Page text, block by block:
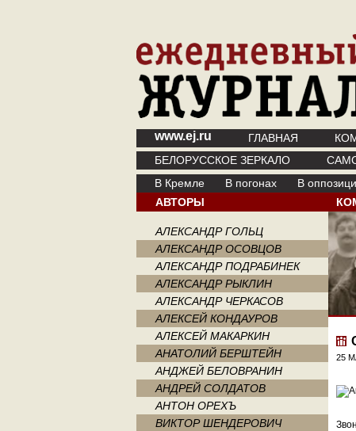
www.ej.ru ГЛАВНАЯ
БЕЛОРУССКОЕ ЗЕРКАЛО
В Кремле
В погонах В
АВТОРЫ
АЛЕКСАНДР ГОЛЬЦ
АЛЕКСАНДР ОСОВЦОВ
АЛЕКСАНДР ПОДРАБИНЕК
АЛЕКСАНДР РЫКЛИН
АЛЕКСАНДР ЧЕРКАСОВ
АЛЕКСЕЙ КОНДАУРОВ
АЛЕКСЕЙ МАКАРКИН
АНАТОЛИЙ БЕРШТЕЙН
АНДЖЕЙ БЕЛОВРАНИН
АНДРЕЙ СОЛДАТОВ
АНТОН ОРЕХЪ
ВИКТОР ШЕНДЕРОВИЧ
25